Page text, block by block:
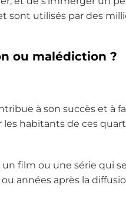
sont utilisés par des
ou malédiction ?
à son succès et à
habitants de ces
film ou une série qui
années après la